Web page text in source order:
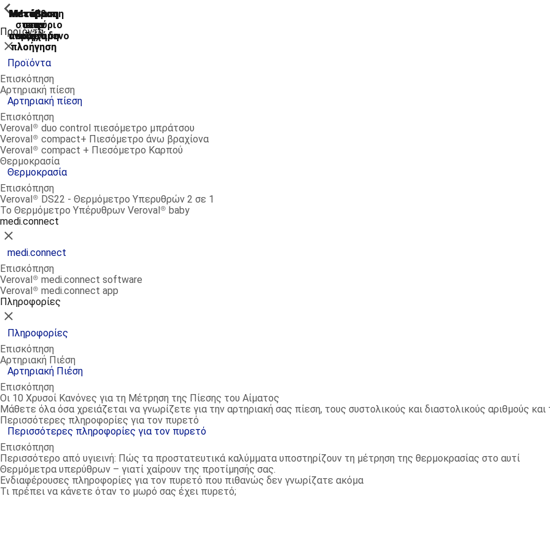
Μετάβαση
στην
αναζήτηση
Μετάβαση
στην
κύρια
πλοήγηση
Μετάβαση
στην
κύρια
πλοήγηση
Μετάβαση
στο κύριο
περιεχόμενο
Μετάβαση
στο
υποσέλιδο
Προϊόντα
ShowPrevious
Κλείσιμο
Προϊόντα
Επισκόπηση
Αρτηριακή πίεση
ShowPrevious
Αρτηριακή πίεση
Επισκόπηση
Veroval® duo control πιεσόμετρο μπράτσου
Veroval® compact+ Πιεσόμετρο άνω βραχίονα
Veroval® compact + Πιεσόμετρο Καρπού
Θερμοκρασία
ShowPrevious
Θερμοκρασία
Επισκόπηση
Veroval® DS22 - Θερμόμετρο Υπερυθρών 2 σε 1
Το Θερμόμετρο Υπέρυθρων Veroval® baby
medi.connect
ShowPrevious
Κλείσιμο
medi.connect
Επισκόπηση
Veroval® medi.connect software
Veroval® medi.connect app
Πληροφορίες
ShowPrevious
Κλείσιμο
Πληροφορίες
Επισκόπηση
Αρτηριακή Πιέση
ShowPrevious
Αρτηριακή Πιέση
Επισκόπηση
Οι 10 Χρυσοί Κανόνες για τη Μέτρηση της Πίεσης του Αίματος
Μάθετε όλα όσα χρειάζεται να γνωρίζετε για την αρτηριακή σας πίεση, τους συστολικούς και διαστολικούς αριθμούς και
Περισσότερες πληροφορίες για τον πυρετό
ShowPrevious
Περισσότερες πληροφορίες για τον πυρετό
Επισκόπηση
Περισσότερο από υγιεινή: Πώς τα προστατευτικά καλύμματα υποστηρίζουν τη μέτρηση της θερμοκρασίας στο αυτί
Θερμόμετρα υπερύθρων – γιατί χαίρουν της προτίμησής σας.
Ενδιαφέρουσες πληροφορίες για τον πυρετό που πιθανώς δεν γνωρίζατε ακόμα
Τι πρέπει να κάνετε όταν το μωρό σας έχει πυρετό;